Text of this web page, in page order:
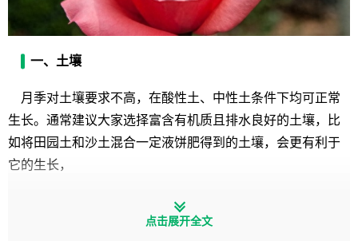
一、土壤
月季对土壤要求不高，在酸性土、中性土条件下均可正常
生长。通常建议大家选择富含有机质且排水良好的土壤，比
如将田园土和沙土混合一定液饼肥得到的土壤，会更有利于
它的生长，
点击展开全文